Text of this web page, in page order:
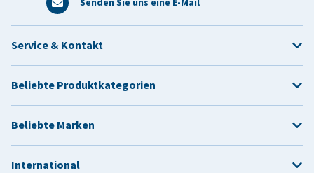
Service & Kontakt
Beliebte Produktkategorien
Beliebte Marken
International